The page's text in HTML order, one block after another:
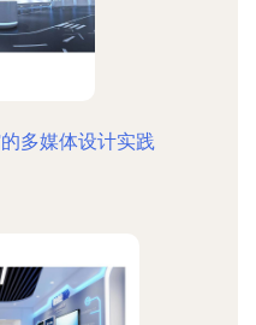
多媒体设计实践